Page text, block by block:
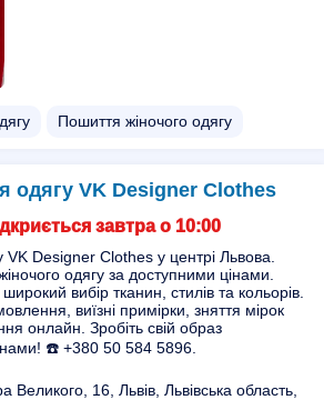
Пошиття жіночого одягу
одягу VK Designer Clothes
завтра о 10:00
VK Designer Clothes у центрі Львова.
одягу за доступними цінами.
широкий вибір тканин, стилів та кольорів.
виїзні примірки, зняття мірок
онлайн. Зробіть свій образ
☎️ +380 50 584 5896.
16, Львів, Львівська область,